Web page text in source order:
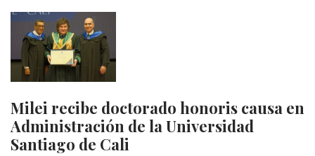
Milei recibe doctorado honoris causa en
Administración de la Universidad
Santiago de Cali